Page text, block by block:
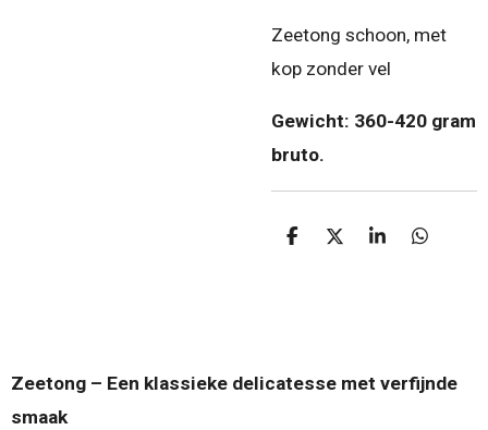
Zeetong schoon, met
kop zonder vel
Gewicht: 360-420 gram
bruto.
D
D
S
D
Zeetong – Een klassieke delicatesse met verfijnde
smaak